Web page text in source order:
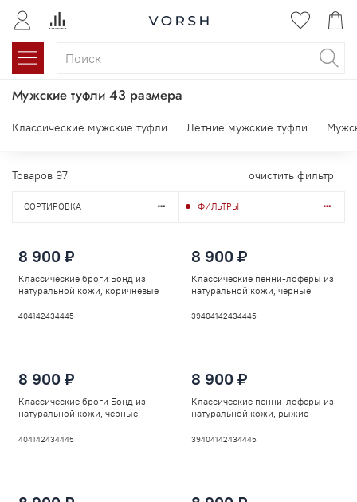
Мужские туфли 43 размера
Классические мужские туфли Летние мужские туфли
Товаров 97 очистить фильтр
СОРТИРОВКА ФИЛЬТРЫ
8 900 ₽
Классические броги Бонд из
натуральной кожи, коричневые
404142434445
8 900 ₽
Классические пенни-лоферы из
натуральной кожи, черные
39404142434445
8 900 ₽
Классические броги Бонд из
натуральной кожи, черные
404142434445
8 900 ₽
Классические пенни-лоферы из
натуральной кожи, рыжие
39404142434445